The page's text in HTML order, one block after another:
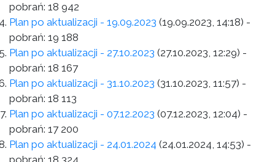
pobrań: 18 942
Plan po aktualizacji - 19.09.2023 (19.09.2023, 14:18) -
pobrań: 19 188
Plan po aktualizacji - 27.10.2023 (27.10.2023, 12:29) -
pobrań: 18 167
Plan po aktualizacji - 31.10.2023 (31.10.2023, 11:57) -
pobrań: 18 113
Plan po aktualizacji - 07.12.2023 (07.12.2023, 12:04) -
pobrań: 17 200
Plan po aktualizacji - 24.01.2024 (24.01.2024, 14:53) -
pobrań: 18 324